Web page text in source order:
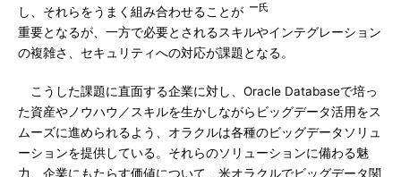
ー氏
し、それらをうまく組み合わせることが
重要となるが、一方で必要とされるスキルやインテグレーション
の複雑さ、セキュリティへの対応が課題となる。
こうした課題に直面する企業に対し、Oracle Databaseで培っ
た資産やノウハウ／スキルを生かしながらビッグデータ活用をス
ムーズに進められるよう、オラクルは各種のビッグデータソリュ
ーションを提供している。それらのソリューションに備わる魅
力、企業にもたらす価値について、米オラクルでビッグデータ関